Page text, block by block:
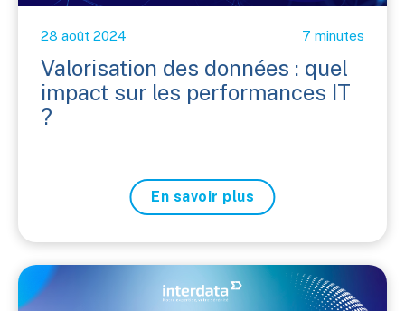
28 août 2024 7 minutes
Valorisation des données : quel
impact sur les performances IT
?
En savoir plus